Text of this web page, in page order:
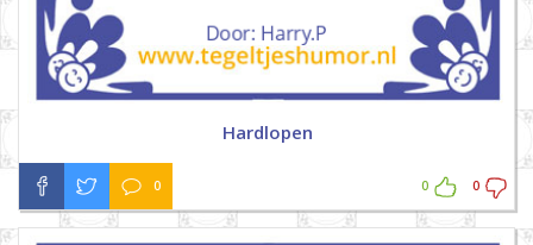
Hardlopen
0 0 0